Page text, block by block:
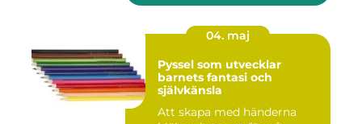
04. maj
Pyssel som utvecklar
barnets fantasi och
självkänsla
Att skapa med händerna